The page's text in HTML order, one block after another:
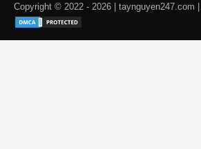
Copyright © 2022 - 2026 | taynguyen247.com